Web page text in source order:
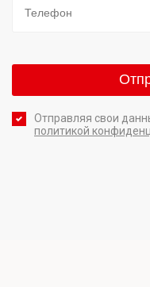
Отправляя свои
политикой